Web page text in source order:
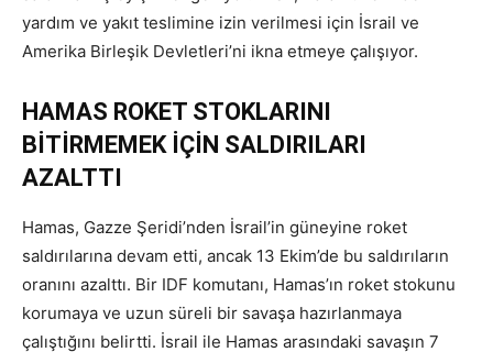
yardım ve yakıt teslimine izin verilmesi için İsrail ve
Amerika Birleşik Devletleri’ni ikna etmeye çalışıyor.
HAMAS ROKET STOKLARINI
BİTİRMEMEK İÇİN SALDIRILARI
AZALTTI
Hamas, Gazze Şeridi’nden İsrail’in güneyine roket
saldırılarına devam etti, ancak 13 Ekim’de bu saldırıların
oranını azalttı. Bir IDF komutanı, Hamas’ın roket stokunu
korumaya ve uzun süreli bir savaşa hazırlanmaya
çalıştığını belirtti. İsrail ile Hamas arasındaki savaşın 7